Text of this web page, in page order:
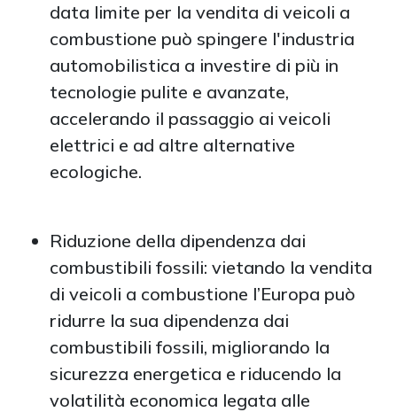
data limite per la vendita di veicoli a
combustione può spingere l'industria
automobilistica a investire di più in
tecnologie pulite e avanzate,
accelerando il passaggio ai veicoli
elettrici e ad altre alternative
ecologiche.
Riduzione della dipendenza dai
combustibili fossili: vietando la vendita
di veicoli a combustione l’Europa può
ridurre la sua dipendenza dai
combustibili fossili, migliorando la
sicurezza energetica e riducendo la
volatilità economica legata alle